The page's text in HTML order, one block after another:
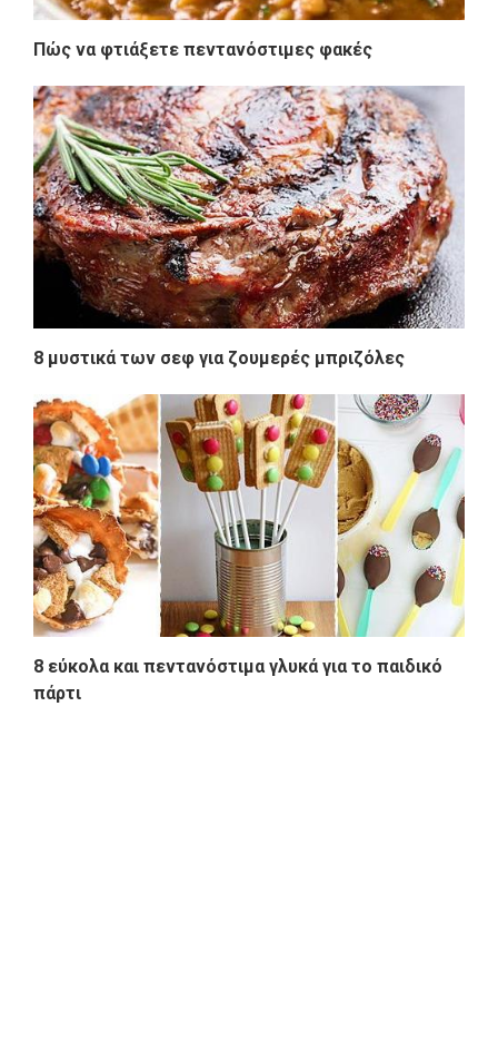
Πώς να φτιάξετε πεντανόστιμες φακές
8 μυστικά των σεφ για ζουμερές μπριζόλες
8 εύκολα και πεντανόστιμα γλυκά για το παιδικό
πάρτι